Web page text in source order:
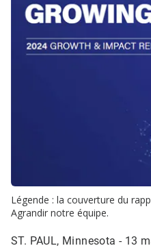
Légende : la couverture du
Agrandir notre équipe.
ST. PAUL, Minnesota - 13